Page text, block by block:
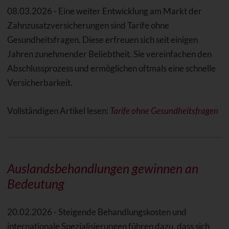
08.03.2026 - Eine weiter Entwicklung am Markt der
Zahnzusatzversicherungen sind Tarife ohne
Gesundheitsfragen. Diese erfreuen sich seit einigen
Jahren zunehmender Beliebtheit. Sie vereinfachen den
Abschlussprozess und ermöglichen oftmals eine schnelle
Versicherbarkeit.
Vollständigen Artikel lesen: Tarife ohne Gesundheitsfragen
Auslandsbehandlungen gewinnen an
Bedeutung
20.02.2026 - Steigende Behandlungskosten und
internationale Spezialisierungen führen dazu, dass sich